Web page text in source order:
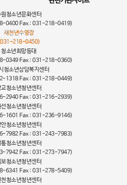
원청소년문화센터
0400 Fax : 031-218-0419)
새천년수영장
218-0450)
청소년희망등대
0349 Fax : 031-218-0360)
청소년상담복지센터
1318 Fax : 031-218-0449)
교청소년청년센터
2940 Fax : 031-216-2939)
선청소년청년센터
1601 Fax : 031-236-9146)
안청소년청년센터
7982 Fax : 031-243-7983)
통청소년청년센터
7942 Fax : 031-273-7947)
보청소년청년센터
6341 Fax : 031-278-5409)
천청소년청년센터